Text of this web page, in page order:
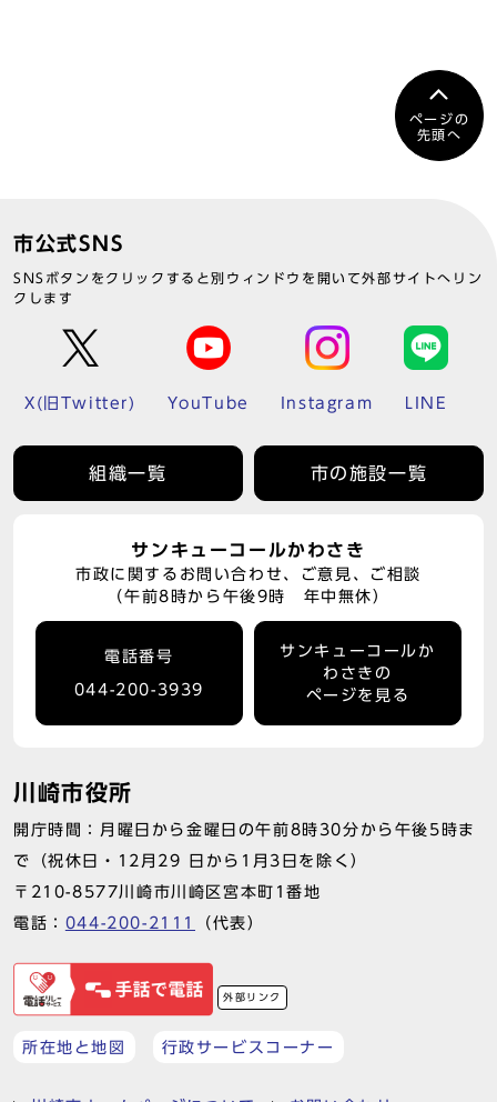
ページの
先頭へ
市公式SNS
SNSボタンをクリックすると別ウィンドウを開いて外部サイトへリン
クします
X(旧Twitter) YouTube Instagram LINE
組織一覧 市の施設一覧
サンキューコールかわさき
市政に関するお問い合わせ、ご意見、ご相談
（午前8時から午後9時 年中無休）
電話番号
044-200-3939
サンキューコールか
わさきの
ページを見る
川崎市役所
開庁時間：月曜日から金曜日の午前8時30分から午後5時ま
で（祝休日・12月29 日から1月3日を除く）
〒210-8577川崎市川崎区宮本町1番地
電話： 044-200-2111 （代表）
外部リンク
所在地と地図 行政サービスコーナー